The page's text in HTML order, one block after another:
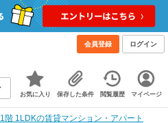
会員登録 ログイン
お気に入り 保存した条件 閲覧履歴 マイページ
階 1LDKの賃貸マンション・アパート